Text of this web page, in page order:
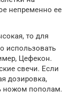
непременно ее
то для
использовать
Цефекон.
свечи. Если
дозировка,
ножом пополам.